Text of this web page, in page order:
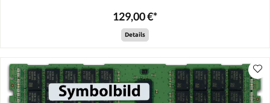
129,00 €*
Details